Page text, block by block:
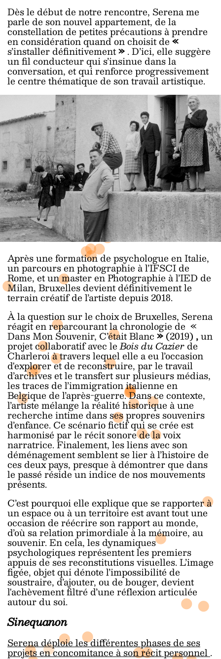
Dès le début de notre rencontre, Serena me
parle de son nouvel appartement, de la
constellation de petites précautions à prendre
en considération quand on choisit de«
s’installer définitivement». D’ici, elle suggère
un fil conducteur qui s’insinue dans la
conversation, et qui renforce progressivement
le centre thématique de son travail artistique.
Après une formation de psychologue en Italie,
un parcours en photographie à l’IFSCI de
Rome, et un master en Photographie à l’IED de
Milan, Bruxelles devient définitivement le
terrain créatif de l’artiste depuis 2018.
À la question sur le choix de Bruxelles, Serena
réagit en reparcourant la chronologie de «
Dans Mon Souvenir, C’était Blanc»(2019) ,un
projet collaboratif avec leBois du Cazierde
Charleroi à travers lequel elle a eu l’occasion
d'explorer et de reconstruire, par le travail
d’archives et le transfert sur plusieurs médias,
les traces de l’immigration italienne en
Belgique de l’après-guerre. Dans ce contexte,
l’artiste mélange la réalité historique à une
recherche intime dans ses propres souvenirs
d’enfance. Ce scénario fictif qui se crée est
harmonisé par le récit sonore de la voix
narratrice. Finalement, les liens avec son
déménagement semblent se lier à l’histoire de
ces deux pays, presque à démontrer que dans
le passé réside un indice de nos mouvements
présents.
C’est pourquoi elle explique que se rapporter à
un espace ou à un territoire est avant tout une
occasion de réécrire son rapport au monde,
d’où sa relation primordiale à la mémoire, au
souvenir. En cela, les dynamiques
psychologiques représentent les premiers
appuis de ses reconstitutions visuelles. L’image
figée, objet qui dénote l’impossibilité de
soustraire, d’ajouter, ou de bouger, devient
l'achèvement filtré d’une réflexion articulée
autour du soi.
Sinequanon
Serena déploie les différentes phases de ses
projets en concomitance à son récit personnel.